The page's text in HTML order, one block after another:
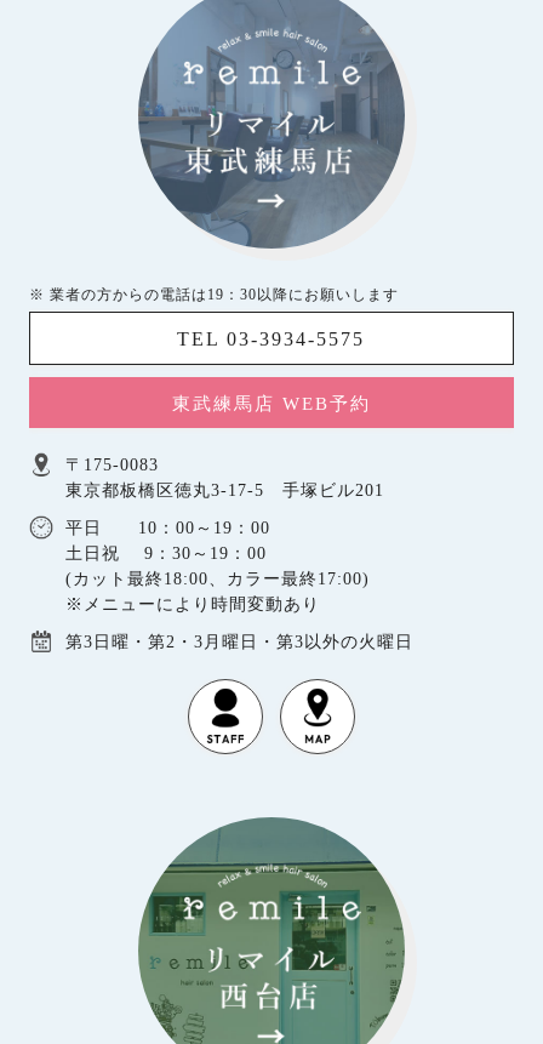
※ 業者の方からの電話は19：30以降にお願いします
TEL 03-3934-5575
東武練馬店 WEB予約
〒175-0083
東京都板橋区徳丸3-17-5 手塚ビル201
平日 10：00～19：00
土日祝 9：30～19：00
(カット最終18:00、カラー最終17:00)
※メニューにより時間変動あり
第3日曜・第2・3月曜日・第3以外の火曜日